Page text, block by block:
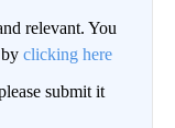
relevant. You
clicking here
submit it